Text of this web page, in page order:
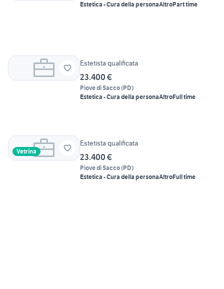
Estetica - Cura della personaAltroPart time
Estetista qualificata
23.400 €
Piove di Sacco(PD)
Estetica - Cura della personaAltroFull time
Vetrina
Estetista qualificata
23.400 €
Piove di Sacco(PD)
Estetica - Cura della personaAltroFull time